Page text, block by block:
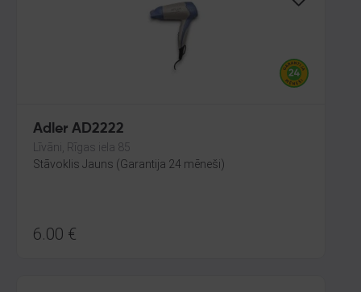
Adler AD2222
Līvāni, Rīgas iela 85
Stāvoklis Jauns (Garantija 24 mēneši)
6.00 €